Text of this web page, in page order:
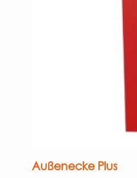
Außenecke Plus